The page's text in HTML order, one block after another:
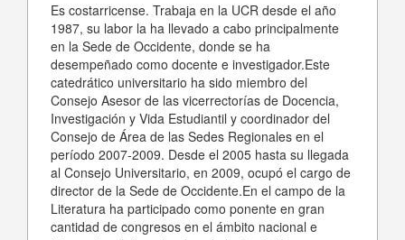
Es costarricense. Trabaja en la UCR desde el año
1987, su labor la ha llevado a cabo principalmente
en la Sede de Occidente, donde se ha
desempeñado como docente e investigador.Este
catedrático universitario ha sido miembro del
Consejo Asesor de las vicerrectorías de Docencia,
Investigación y Vida Estudiantil y coordinador del
Consejo de Área de las Sedes Regionales en el
período 2007-2009. Desde el 2005 hasta su llegada
al Consejo Universitario, en 2009, ocupó el cargo de
director de la Sede de Occidente.En el campo de la
Literatura ha participado como ponente en gran
cantidad de congresos en el ámbito nacional e